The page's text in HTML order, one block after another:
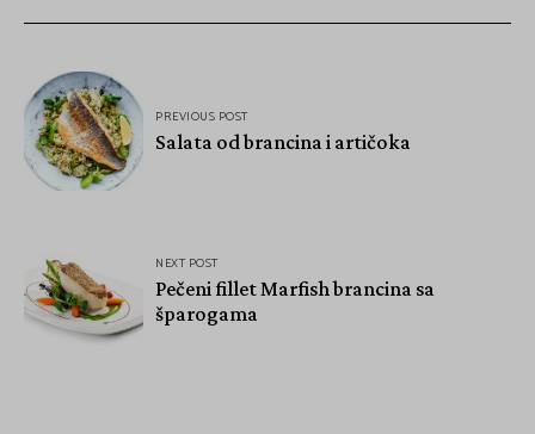
PREVIOUS POST
Salata od brancina i artičoka
NEXT POST
Pečeni fillet Marfish brancina sa
šparogama